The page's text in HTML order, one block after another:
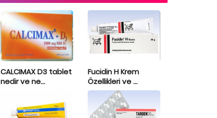
CALCIMAX D3 tablet
nedir ve ne...
Fucidin H Krem
Özellikleri ve ...